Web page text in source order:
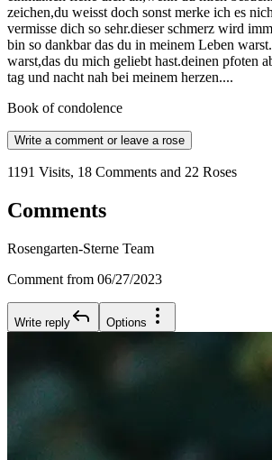
zeichen,du weisst doch sonst merke ich es
vermisse dich so sehr.dieser schmerz wird
bin so dankbar das du in meinem Leben
warst,das du mich geliebt hast.deinen pfoten
tag und nacht nah bei meinem herzen....
Book of condolence
Write a comment or leave a rose
1191 Visits, 18 Comments and 22 Roses
Comments
Rosengarten-Sterne Team
Comment from 06/27/2023
Write reply Options